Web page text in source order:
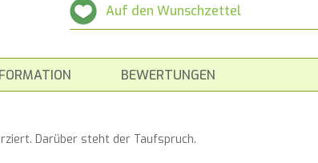
Auf den Wunschzettel
BEWERTUNGEN
Darüber steht der Taufspruch.